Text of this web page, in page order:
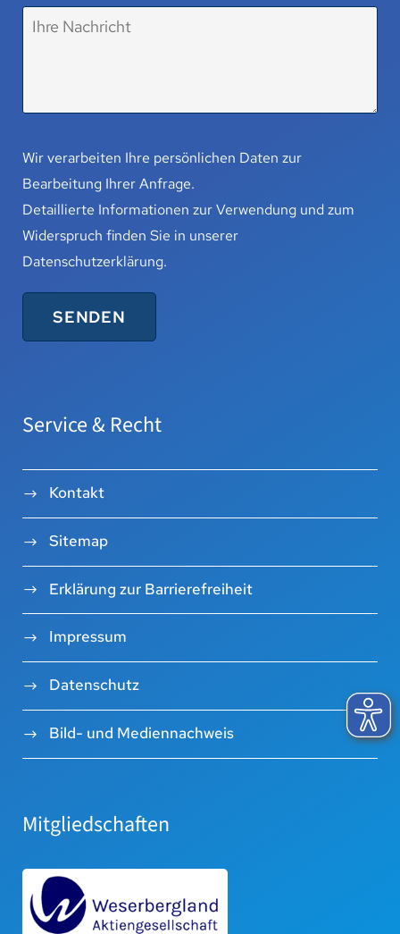
Wir verarbeiten Ihre persönlichen Daten zur
Bearbeitung Ihrer Anfrage.
Detaillierte Informationen zur Verwendung und zum
Widerspruch finden Sie in unserer
Datenschutzerklärung.
Service & Recht
Kontakt
Sitemap
Erklärung zur Barrierefreiheit
Impressum
Datenschutz
Bild- und Mediennachweis
Mitgliedschaften